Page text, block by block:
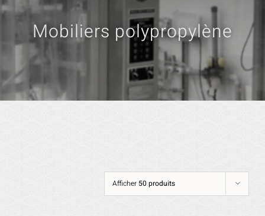
Mobiliers polypropylène
Afficher 50 produits